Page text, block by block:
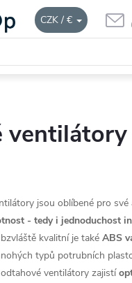
CZK / €
jsou oblíbené pro své
- tedy i jednoduchost
kvalitní je také ABS
typů potrubních
ventilátory zajistí